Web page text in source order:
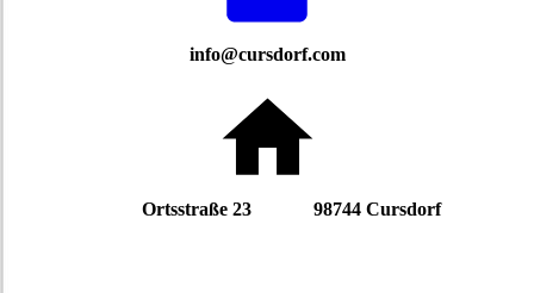
info@cursdorf.com
Ortsstraße 23 98744 Cursdorf